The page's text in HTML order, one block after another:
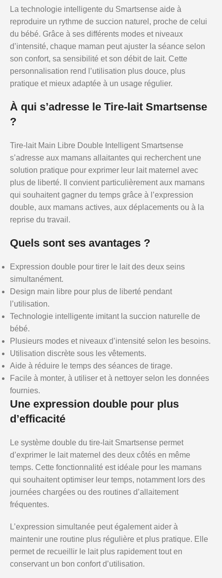
La technologie intelligente du Smartsense aide à
reproduire un rythme de succion naturel, proche de celui
du bébé. Grâce à ses différents modes et niveaux
d’intensité, chaque maman peut ajuster la séance selon
son confort, sa sensibilité et son débit de lait. Cette
personnalisation rend l’utilisation plus douce, plus
pratique et mieux adaptée à un usage régulier.
À qui s’adresse le Tire-lait Smartsense
?
Tire-lait Main Libre Double Intelligent Smartsense
s’adresse aux mamans allaitantes qui recherchent une
solution pratique pour exprimer leur lait maternel avec
plus de liberté. Il convient particulièrement aux mamans
qui souhaitent gagner du temps grâce à l’expression
double, aux mamans actives, aux déplacements ou à la
reprise du travail.
Quels sont ses avantages ?
Expression double pour tirer le lait des deux seins
simultanément.
Design main libre pour plus de liberté pendant
l’utilisation.
Technologie intelligente imitant la succion naturelle de
bébé.
Plusieurs modes et niveaux d’intensité selon les besoins.
Utilisation discrète sous les vêtements.
Aide à réduire le temps des séances de tirage.
Facile à monter, à utiliser et à nettoyer selon les données
fournies.
Une expression double pour plus
d’efficacité
Le système double du tire-lait Smartsense permet
d’exprimer le lait maternel des deux côtés en même
temps. Cette fonctionnalité est idéale pour les mamans
qui souhaitent optimiser leur temps, notamment lors des
journées chargées ou des routines d’allaitement
fréquentes.
L’expression simultanée peut également aider à
maintenir une routine plus régulière et plus pratique. Elle
permet de recueillir le lait plus rapidement tout en
conservant un bon confort d’utilisation.